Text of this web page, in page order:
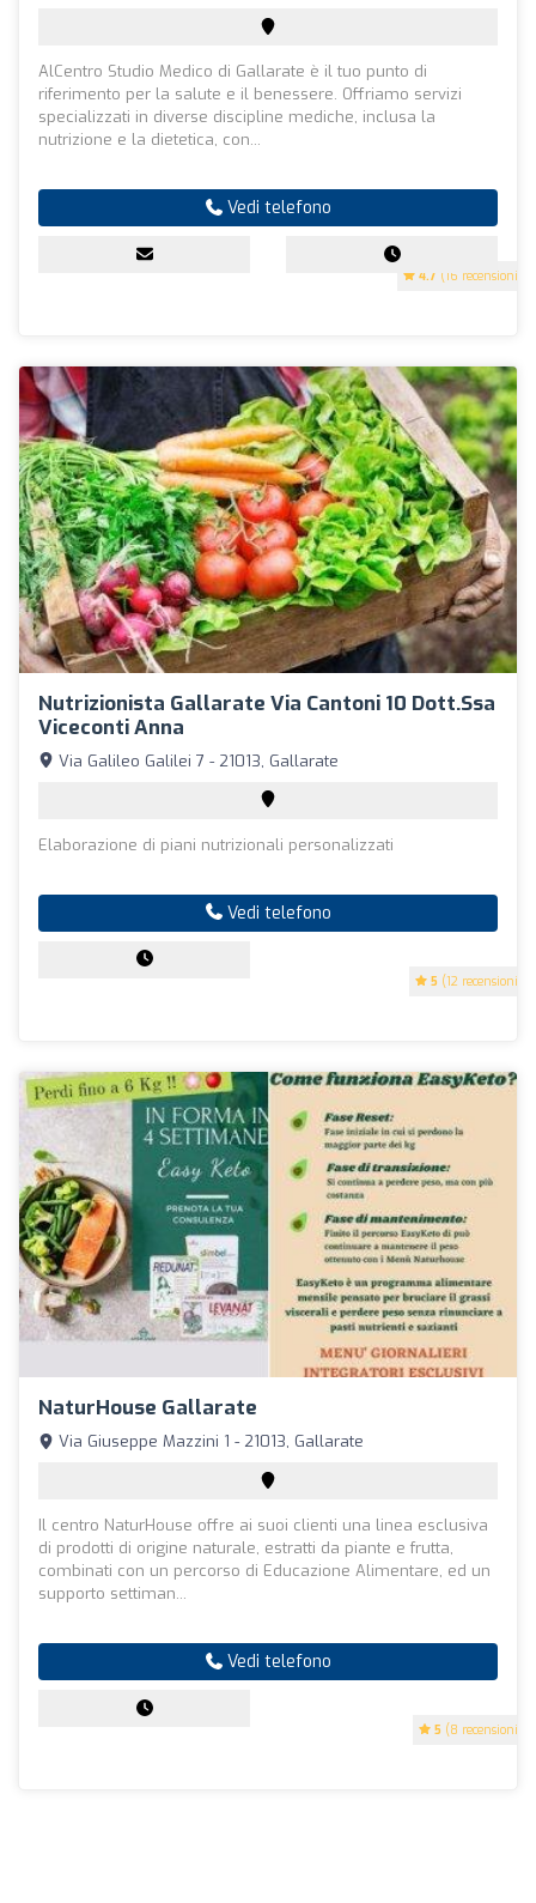
4.7 (16 recensioni)
AlCentro Studio Medico di Gallarate è il tuo punto di
riferimento per la salute e il benessere. Offriamo servizi
specializzati in diverse discipline mediche, inclusa la
nutrizione e la dietetica, con...
Vedi telefono
Nutrizionista Gallarate Via Cantoni 10 Dott.ssa
Viceconti Anna
5 (12 recensioni)
Via Galileo Galilei 7 - 21013, Gallarate
Elaborazione di piani nutrizionali personalizzati
Vedi telefono
NaturHouse Gallarate
5 (8 recensioni)
Via Giuseppe Mazzini 1 - 21013, Gallarate
Il centro NaturHouse offre ai suoi clienti una linea esclusiva
di prodotti di origine naturale, estratti da piante e frutta,
combinati con un percorso di Educazione Alimentare, ed un
supporto settiman...
Vedi telefono